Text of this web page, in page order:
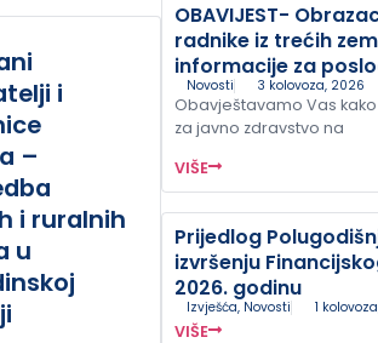
i
–
i ruralnih
u
OBAVIJEST-
radnike iz trećih
informacije za
Novosti 3 kolovoza, 2026
Obavještavamo Vas
za javno zdravstvo na
VIŠE
Prijedlog
izvršenju
2026. godinu
Izvješća, Novosti 1
VIŠE